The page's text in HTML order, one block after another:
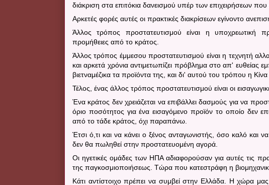
διάκριση στα επιτόκια δανεισμού υπέρ των επιχειρήσεων που
Αρκετές φορές αυτές οι πρακτικές διακρίσεων εγίνοντο
Άλλος τρόπος προστατευτισμού είναι η υποχρεωτική
προμήθειες από το κράτος.
Άλλος τρόπος έμμεσου προστατευτισμού είναι η τεχνητή
και αρκετά χρόνια αντιμετωπίζει πρόβλημα στο απ' ευθείας
βιετναμέζικα τα προϊόντα της, και δι' αυτού του τρόπου η
Τέλος, ένας άλλος τρόπος προστατευτισμού είναι οι
Ένα κράτος δεν χρειάζεται να επιβάλλει δασμούς για να
όριο ποσότητος για ένα εισαγόμενο προϊόν το οποίο δεν
από το τάδε κράτος, όχι παραπάνω.
Έτσι ό,τι και να κάνει ο ξένος ανταγωνιστής, όσο καλό και
δεν θα πωληθεί στην προστατευομένη αγορά.
Οι ηγετικές ομάδες των ΗΠΑ αδιαφορούσαν για αυτές τις
της παγκοσμιοποιήσεως. Τώρα που κατεστράφη η
Κάτι αντίστοιχο πρέπει να συμβεί στην Ελλάδα. Η χώρα μας